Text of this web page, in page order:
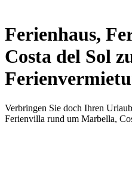
Ferienhaus,
Costa del Sol
Verbringen Sie doch Ihren
Ferienvilla rund um Marbella,